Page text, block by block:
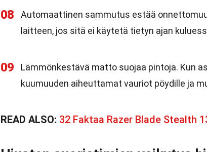
08
Automaattinen sammutus estää
laitteen, jos sitä ei käytetä tietyn ajan
09
Lämmönkestävä matto suojaa pintoja. Kun
kuumuuden aiheuttamat vauriot pöydille ja
READ ALSO: 32 Faktaa Razer Blade Stealth